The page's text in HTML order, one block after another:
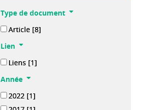
Type de document
Article [8]
Lien
Liens [1]
Année
2022 [1]